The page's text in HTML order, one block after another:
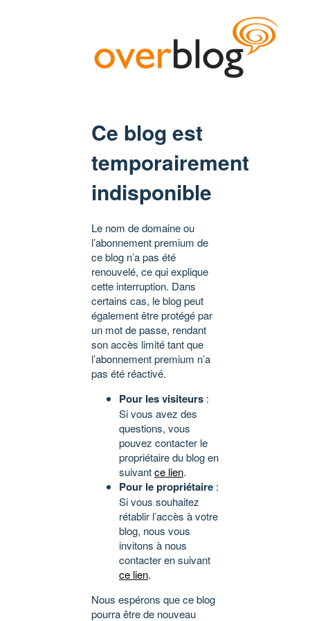
Ce blog est
temporairement
indisponible
Le nom de domaine ou
l’abonnement premium de
ce blog n’a pas été
renouvelé, ce qui explique
cette interruption. Dans
certains cas, le blog peut
également être protégé par
un mot de passe, rendant
son accès limité tant que
l’abonnement premium n’a
pas été réactivé.
Pour les visiteurs :
Si vous avez des
questions, vous
pouvez contacter le
propriétaire du blog en
suivantce lien.
Pour le propriétaire :
Si vous souhaitez
rétablir l’accès à votre
blog, nous vous
invitons à nous
contacter en suivant
ce lien.
Nous espérons que ce blog
pourra être de nouveau